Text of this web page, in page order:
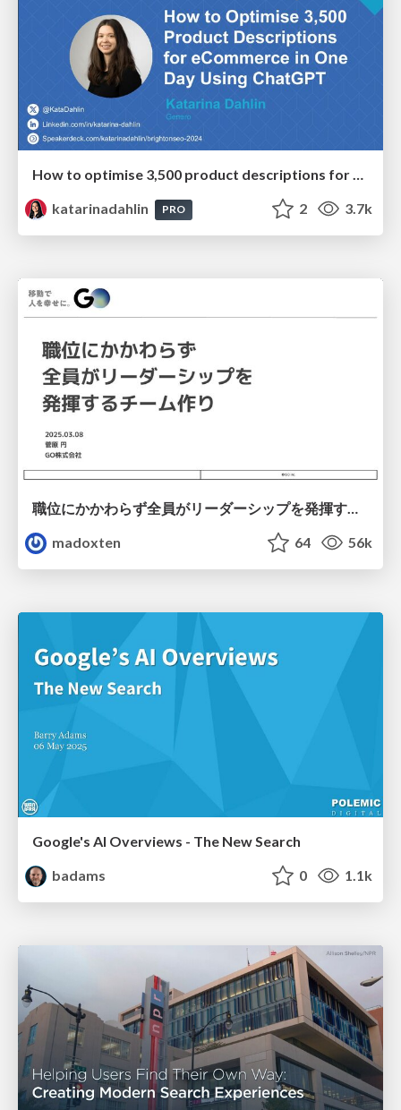
How to optimise 3,500 product descriptions for ecommerce in one day using ChatGPT
katarinadahlin
PRO 2 3.7k
職位にかかわらず全員がリーダーシップを発揮するチーム作り / Building a team where everyone can demonstrate leadership regardless of position
madoxten
64 56k
Google's AI Overviews - The New Search
badams
0 1.1k